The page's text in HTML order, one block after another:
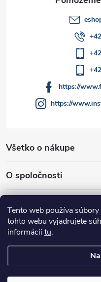
Tento web používa
tohto webu vyjadrujete
informáciítu.
Všetko o nákupe
O spoločnosti
https://
https://
Copyright 2026